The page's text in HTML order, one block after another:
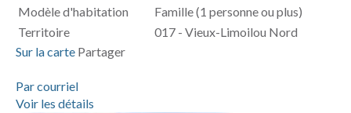
Modèle d'habitation
Famille (1 personne ou plus)
Territoire
017 - Vieux-Limoilou Nord
Sur la carte Partager
Par courriel
Voir les détails